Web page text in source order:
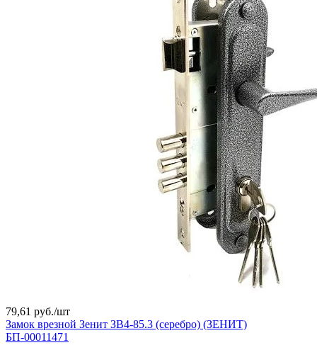
79,61 руб./шт
Замок врезной Зенит ЗВ4-85.3 (серебро) (ЗЕНИТ)
БП-00011471